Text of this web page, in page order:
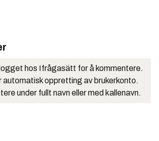
hos Ifrågasätt for å kommentere.
automatisk oppretting av brukerkonto.
under fullt navn eller med kallenavn.